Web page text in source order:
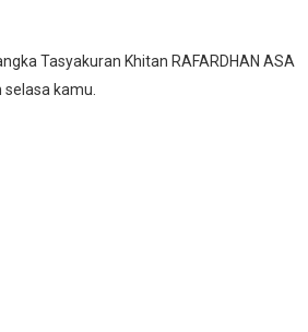
Tasyakuran Khitan RAFARDHAN ASA
kamu.